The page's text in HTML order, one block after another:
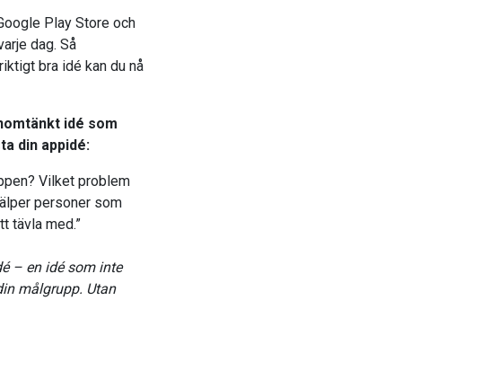
Play Store och
dag. Så
bra idé kan du nå
idé som
din appidé:
Vilket problem
personer som
tävla med.”
– en idé som inte
målgrupp. Utan